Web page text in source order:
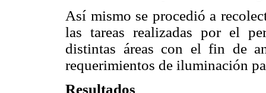
Así mismo se procedió a
las tareas realizadas por el
distintas áreas con el fin de
requerimientos de iluminación
Resultados